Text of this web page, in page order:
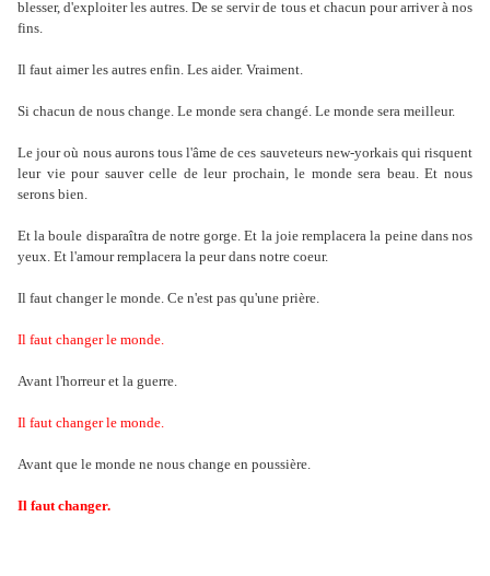
blesser, d'exploiter les autres. De se servir de tous et chacun pour arriver à nos
fins.
Il faut aimer les autres enfin. Les aider. Vraiment.
Si chacun de nous change. Le monde sera changé. Le monde sera meilleur.
Le jour où nous aurons tous l'âme de ces sauveteurs new-yorkais qui risquent
leur vie pour sauver celle de leur prochain, le monde sera beau. Et nous
serons bien.
Et la boule disparaîtra de notre gorge. Et la joie remplacera la peine dans nos
yeux. Et l'amour remplacera la peur dans notre coeur.
Il faut changer le monde. Ce n'est pas qu'une prière.
Il faut changer le monde.
Avant l'horreur et la guerre.
Il faut changer le monde.
Avant que le monde ne nous change en poussière.
Il faut changer.